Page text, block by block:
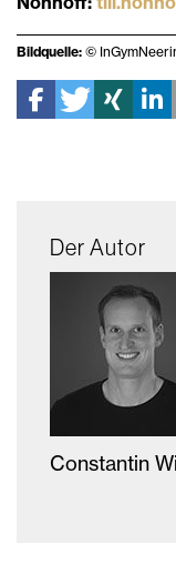
Bildquelle: ©
Der Autor
Constantin